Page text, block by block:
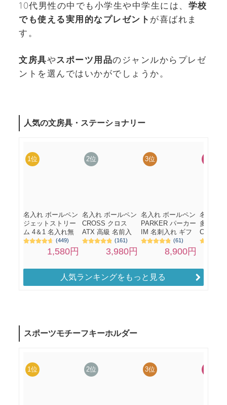
10代男性の中でも小学生や中学生には、 学校
でも使える実用的なプレゼント が喜ばれま
す。
文房具や スポーツ用品のジャンルからプレゼ
ントを選んではいかがでしょうか。
人気ランキングをもっと見る